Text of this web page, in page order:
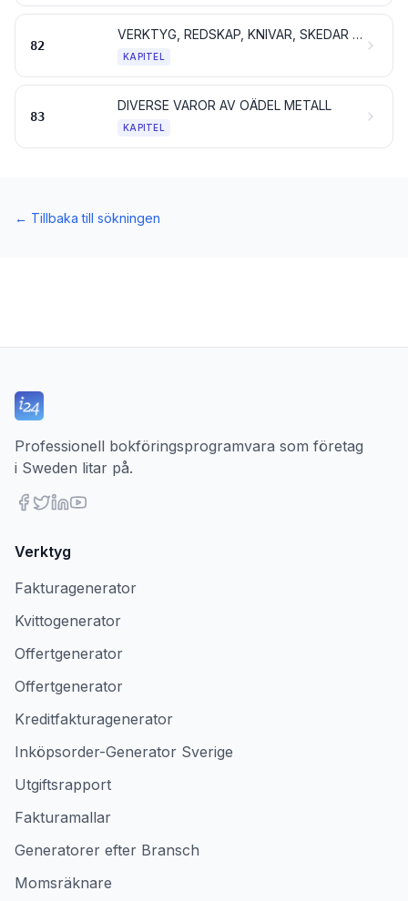
82
VERKTYG, REDSKAP, KNIVAR, SKEDAR OCH GAFFLAR AV OÄDEL METALL; DELAR AV OÄDEL METALL TILL SÅDANA ARTIKLAR
KAPITEL
83
DIVERSE VAROR AV OÄDEL METALL
KAPITEL
← Tillbaka till sökningen
Professionell bokföringsprogramvara som företag
i Sweden litar på.
Verktyg
Fakturagenerator
Kvittogenerator
Offertgenerator
Offertgenerator
Kreditfakturagenerator
Inköpsorder-Generator Sverige
Utgiftsrapport
Fakturamallar
Generatorer efter Bransch
Momsräknare